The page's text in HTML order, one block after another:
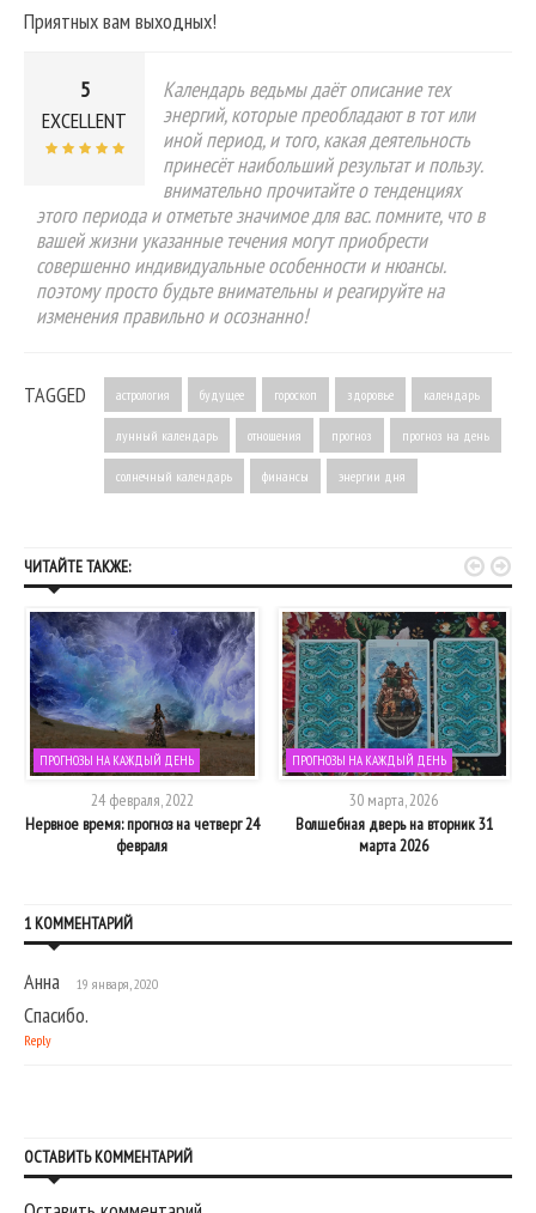
Приятных вам выходных!
5
EXCELLENT
Календарь ведьмы даёт описание тех
энергий, которые преобладают в тот или
иной период, и того, какая деятельность
принесёт наибольший результат и пользу.
внимательно прочитайте о тенденциях
этого периода и отметьте значимое для вас. помните, что в
вашей жизни указанные течения могут приобрести
совершенно индивидуальные особенности и нюансы.
поэтому просто будьте внимательны и реагируйте на
изменения правильно и осознанно!
TAGGED астрология будущее гороскоп здоровье календарь
лунный календарь отношения прогноз прогноз на день
солнечный календарь финансы энергии дня
ЧИТАЙТЕ ТАКЖЕ:
ПРОГНОЗЫ НА КАЖДЫЙ ДЕНЬ
24 февраля, 2022
Нервное время: прогноз на четверг 24
февраля
ПРОГНОЗЫ НА КАЖДЫЙ ДЕНЬ
30 марта, 2026
Волшебная дверь на вторник 31
марта 2026
 
1 КОММЕНТАРИЙ
Анна 19 января, 2020
Спасибо.
Reply
ОСТАВИТЬ КОММЕНТАРИЙ